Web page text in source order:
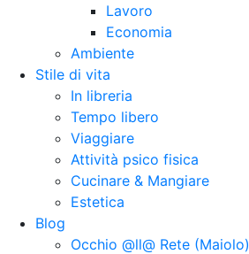
Lavoro
Economia
Ambiente
Stile di vita
In libreria
Tempo libero
Viaggiare
Attività psico fisica
Cucinare & Mangiare
Estetica
Blog
Occhio @ll@ Rete (Maiolo)